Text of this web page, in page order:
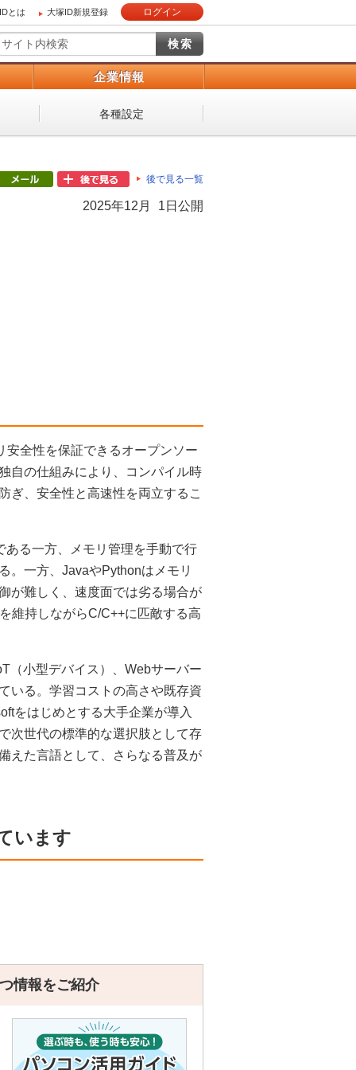
とは 大塚ID新規登録 ログイン
企業情報
各種設定
後で見る一覧
2025年12月 1日公開
全性を保証できるオープンソー
自の仕組みにより、コンパイル時
ぎ、安全性と高速性を両立するこ
る一方、メモリ管理を手動で行
。一方、JavaやPythonはメモリ
が難しく、速度面では劣る場合が
維持しながらC/C++に匹敵する高
（小型デバイス）、Webサーバー
いる。学習コストの高さや既存資
をはじめとする大手企業が導入
次世代の標準的な選択肢として存
えた言語として、さらなる普及が
います
情報をご紹介